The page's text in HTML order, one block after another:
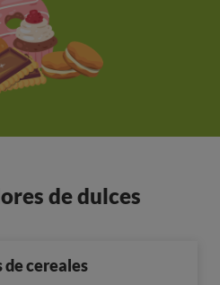
de dulces
cereales